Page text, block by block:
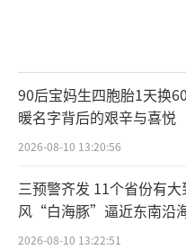
电容来抑制电压波动
90后宝妈生四胞胎1天换
暖名字背后的艰辛与喜悦
2026-08-10 13:20:56
三预警齐发 11个省份有大
风“白海豚”逼近东南沿
2026-08-10 13:22:51